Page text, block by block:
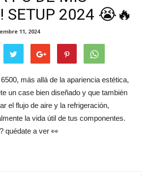
SETUP 2024 😭🔥
11, 2024
más allá de la apariencia estética,
un case bien diseñado y que también
el flujo de aire y la refrigeración,
la vida útil de tus componentes.
quédate a ver 👀